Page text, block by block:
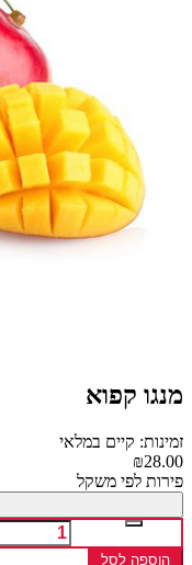
מנגו קפוא
זמינות: קיים במלאי
₪28.00
פירות לפי משקל
הוספה לסל